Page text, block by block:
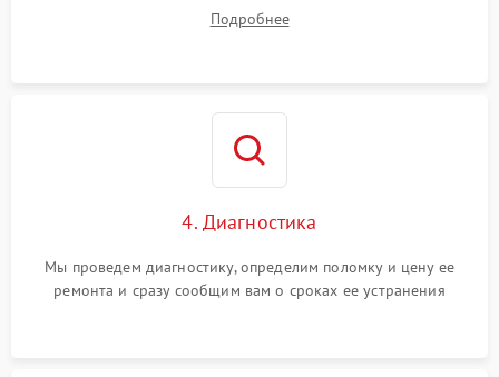
Подробнее
4. Диагностика
Мы проведем диагностику, определим поломку и цену ее
ремонта и сразу сообщим вам о сроках ее устранения